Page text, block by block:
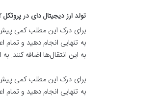
تولد ارز دیجیتال دای در پروتکل maker
برای درک این مطلب کمی پیش
به تنهایی انجام دهید و
به این انتقال‌ها اضافه کنند.
برای درک این مطلب کمی پیش
به تنهایی انجام دهید و